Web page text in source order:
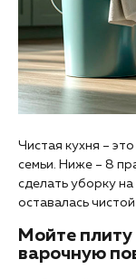
Чистая кухня –
семьи. Ниже – 8
сделать уборку
оставалась
Мойте плиту
варочную